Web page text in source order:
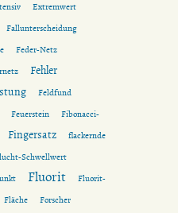
Extremwert
Fallunterscheidung
Feder-Netz
Fehler
Feldfund
Feuerstein
Fibonacci-
Fingersatz
flackernde
Schwellwert
Fluorit
Fluorit-
Fläche Forscher